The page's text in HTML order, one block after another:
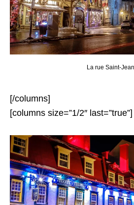
La rue Saint-Jean
[/columns]
[columns size=”1/2″ last=”true”]